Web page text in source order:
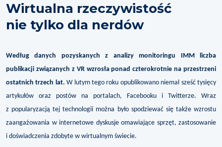
Wirtualna rzeczywistość
nie tylko dla nerdów
Według danych pozyskanych z analizy monitoringu IMM liczba
publikacji związanych z VR wzrosła ponad czterokrotnie na przestrzeni
ostatnich trzech lat. W lutym tego roku opublikowano niemal sześć tysięcy
artykułów oraz postów na portalach, Facebooku i Twitterze. Wraz
z popularyzacją tej technologii można było spodziewać się także wzrostu
zaangażowania w internetowe dyskusje omawiające sprzęt, zastosowanie
i doświadczenia zdobyte w wirtualnym świecie.